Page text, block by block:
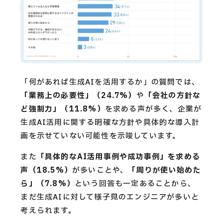
「何があれば生成AIを活用するか」の質問では、
「業務上の必要性」（24.7%） や 「会社の方針な
ど強制力」（11.8%） を求める声が多く、企業が
生成AI活用に関する明確な方針や具体的な導入計
画を示せていない可能性を示唆しています。
また 「具体的なAI活用事例や成功事例」を求める
声（18.5%） が多いことや、
「周りが使い始めた
ら」（7.8%） という回答も一定あることから、
まだ生成AIに対して様子見のエンジニアが多いと
考えられます。